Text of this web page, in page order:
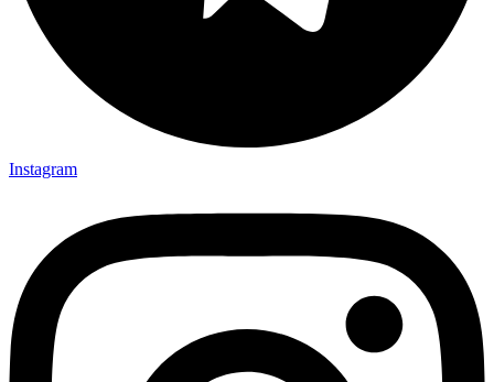
Instagram